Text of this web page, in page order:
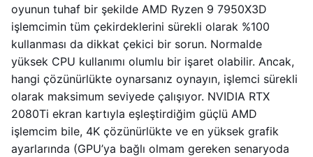
oyunun tuhaf bir şekilde AMD Ryzen 9 7950X3D
işlemcimin tüm çekirdeklerini sürekli olarak %100
kullanması da dikkat çekici bir sorun. Normalde
yüksek CPU kullanımı olumlu bir işaret olabilir. Ancak,
hangi çözünürlükte oynarsanız oynayın, işlemci sürekli
olarak maksimum seviyede çalışıyor. NVIDIA RTX
2080Ti ekran kartıyla eşleştirdiğim güçlü AMD
işlemcim bile, 4K çözünürlükte ve en yüksek grafik
ayarlarında (GPU’ya bağlı olmam gereken senaryoda